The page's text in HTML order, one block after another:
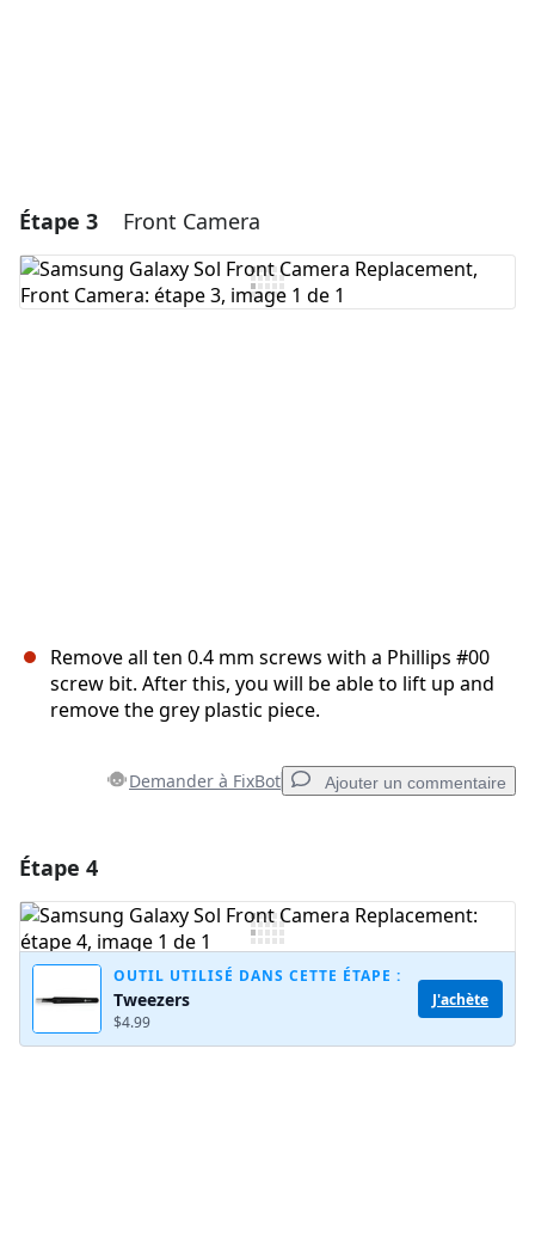
Étape 3 Front Camera
Remove all ten 0.4 mm screws with a Phillips #00
screw bit. After this, you will be able to lift up and
remove the grey plastic piece.
Demander à FixBot Ajouter un commentaire
Ajouter un commentaire
Étape 4
OUTIL UTILISÉ DANS CETTE ÉTAPE :
Tweezers
$4.99
J'achète